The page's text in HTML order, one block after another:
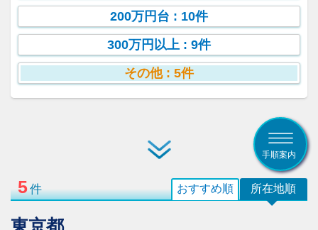
200万円台 : 10件
300万円以上 : 9件
その他 : 5件
手順案内
5件 所在地順
おすすめ順
東京都